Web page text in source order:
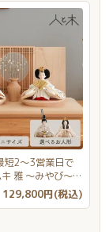
短2～3営業日で
雅 ～みやび～
クト丸窓千本 【選
象商品】
129,800円(税込)